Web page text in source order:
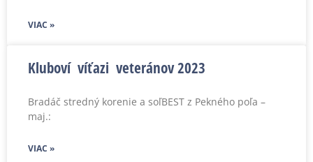
VIAC »
Kluboví víťazi veteránov 2023
Bradáč stredný korenie a soľBEST z Pekného poľa –
maj.:
VIAC »